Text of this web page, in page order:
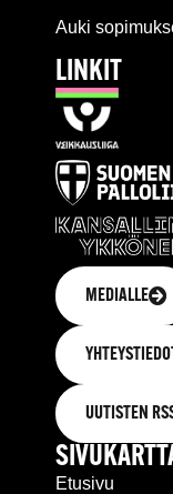
Auki
LINKIT
MEDIALLE
UUTISTEN
Etusivu